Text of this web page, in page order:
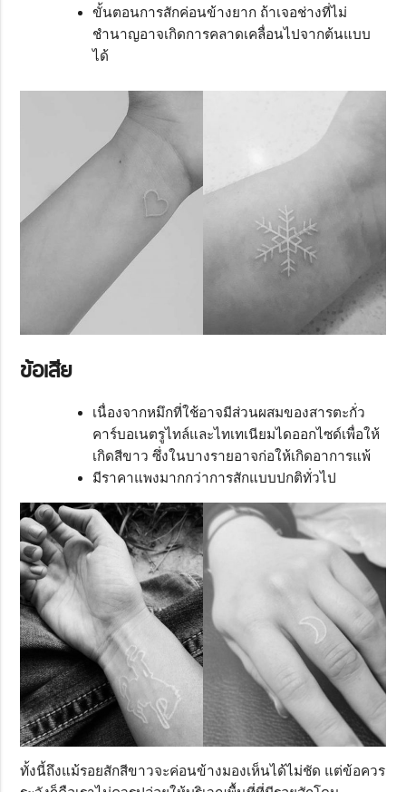
ขั้นตอนการสักค่อนข้างยาก ถ้าเจอช่างที่ไม่
ชำนาญอาจเกิดการคลาดเคลื่อนไปจากต้นแบบ
ได้
ข้อเสีย
เนื่องจากหมึกที่ใช้อาจมีส่วนผสมของสารตะกั่ว
คาร์บอเนตรูไทล์และไทเทเนียมไดออกไซด์เพื่อให้
เกิดสีขาว ซึ่งในบางรายอาจก่อให้เกิดอาการแพ้
มีราคาแพงมากกว่าการสักแบบปกติทั่วไป
ทั้งนี้ถึงแม้รอยสักสีขาวจะค่อนข้างมองเห็นได้ไม่ชัด แต่ข้อควร